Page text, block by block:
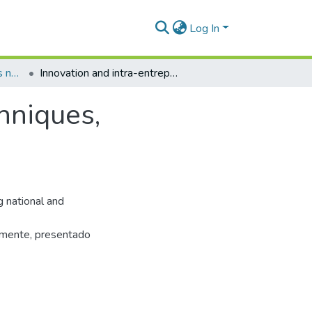
Log In
Publicaciones editoriales no especializadas Innovation and intra-entrepreneurship: Techniques, methodologies and success stories
national and
presentado